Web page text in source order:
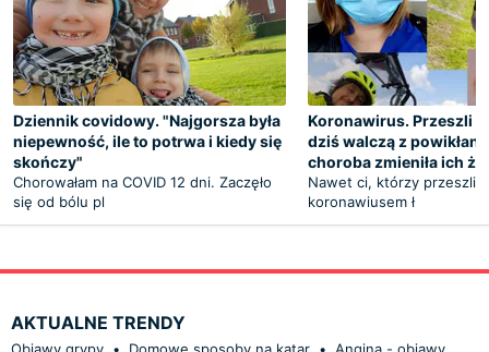
Dziennik covidowy. "Najgorsza była
niepewność, ile to potrwa i kiedy się
skończy"
Chorowałam na COVID 12 dni. Zaczęło
się od bólu pl
Koronawirus. Przeszli
dziś walczą z
choroba zmieniła ich
Nawet ci, którzy przeszli
koronawiusem ł
AKTUALNE TRENDY